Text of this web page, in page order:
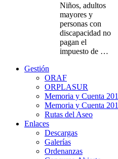
Niños, adultos
mayores y
personas con
discapacidad no
pagan el
impuesto de …
Gestión
ORAF
ORPLASUR
Memoria y Cuenta
Memoria y Cuenta
Rutas del Aseo
Enlaces
Descargas
Galerías
Ordenanzas